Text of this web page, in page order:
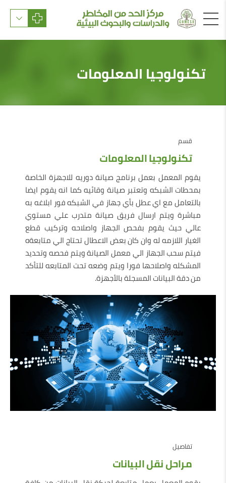
تكنولوجيا المعلومات
قسم
تكنولوجيا المعلومات
يقوم المعمل بعمل برنامج صيانة دوريه للاجهزة الخاصة
بمحطات الشبكه وتعتبر صيانة وقائيه كما انه يقوم ايضا
بالتعامل مع اي عطل بأي جهاز في الشبكه فور ابلاغه به
مباشرة ويتم ارسال فريق صيانة متدرب علي مستوي
عالي حيث يقوم بفحص الجهاز واصلاحه وتركيب قطع
الغيار اللازمه له وان كان بعض الاعطال تحتاج الي متابعةه
فيتم سحب الجهاز الي معمل الصيانة ويتم فحصه وتحديد
المشكله واصلاحها فورا ويتم وضعه تحت المتابعه للتأكد
من دقة البيانات المسجلة بالأجهزة.
تفاصيل
مراحل نقل البيانات